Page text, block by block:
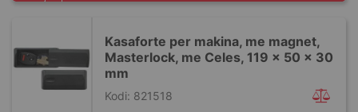
Kasaforte per makina, me magnet,
Masterlock, me Celes, 119 x 50 x 30
mm
Kodi: 821518